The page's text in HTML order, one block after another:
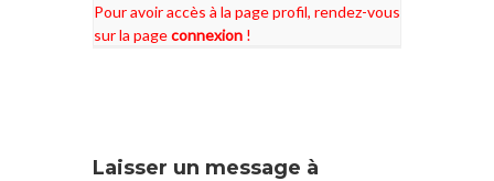
Pour avoir accès à la page profil, rendez-vous
sur la pageconnexion !
Laisser un message à